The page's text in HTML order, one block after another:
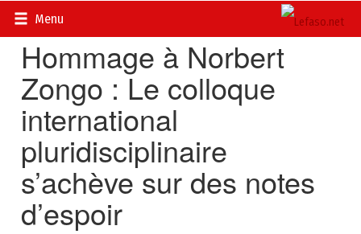
Menu
Accueil> Affaire Norbert Zongo
Hommage à Norbert
Zongo : Le colloque
international
pluridisciplinaire
s’achève sur des notes
d’espoir